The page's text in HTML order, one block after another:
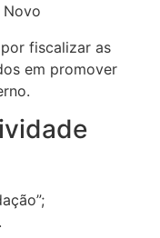
Novo
fiscalizar as
em promover